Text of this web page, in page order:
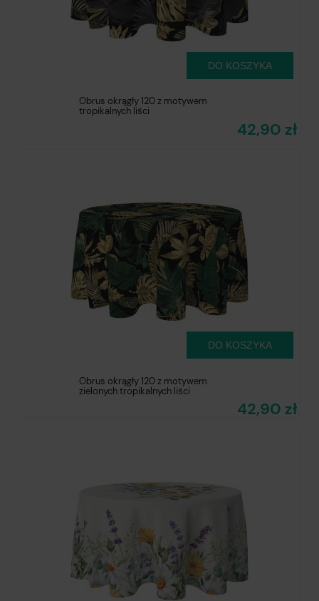
Obrus okrągły 120 z motywem
tropikalnych liści
42,90 zł
DO KOSZYKA
Obrus okrągły 120 z motywem
zielonych tropikalnych liści
42,90 zł
DO KOSZYKA